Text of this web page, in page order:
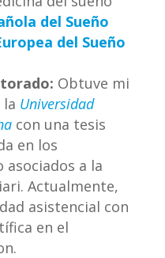
del Sueño
del Sueño
Obtuve mi
Universidad
con una tesis
en los
a la
Actualmente,
asistencial con
en el